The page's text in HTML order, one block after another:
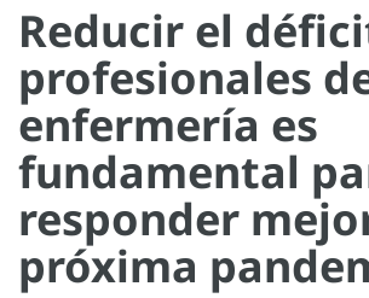
Reducir el
profesionales
enfermería es
fundamental
responder
próxima